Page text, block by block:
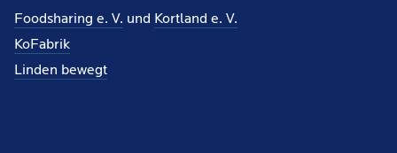
Foodsharing e. V. und Kortland e. V.
KoFabrik
Linden bewegt